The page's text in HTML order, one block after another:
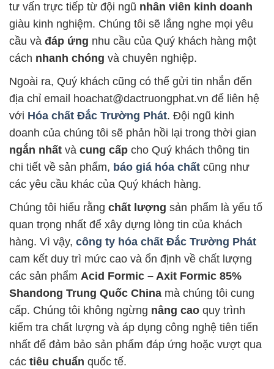
tư vấn trực tiếp từ đội ngũ nhân viên kinh doanh
giàu kinh nghiệm. Chúng tôi sẽ lắng nghe mọi yêu
cầu và đáp ứng nhu cầu của Quý khách hàng một
cách nhanh chóng và chuyên nghiệp.
Ngoài ra, Quý khách cũng có thể gửi tin nhắn đến
địa chỉ email hoachat@dactruongphat.vn để liên hệ
với Hóa chất Đắc Trường Phát. Đội ngũ kinh
doanh của chúng tôi sẽ phản hồi lại trong thời gian
ngắn nhất và cung cấp cho Quý khách thông tin
chi tiết về sản phẩm, báo giá hóa chất cũng như
các yêu cầu khác của Quý khách hàng.
Chúng tôi hiểu rằng chất lượng sản phẩm là yếu tố
quan trọng nhất để xây dựng lòng tin của khách
hàng. Vì vậy, công ty hóa chất Đắc Trường Phát
cam kết duy trì mức cao và ổn định về chất lượng
các sản phẩm Acid Formic – Axit Formic 85%
Shandong Trung Quốc China mà chúng tôi cung
cấp. Chúng tôi không ngừng nâng cao quy trình
kiểm tra chất lượng và áp dụng công nghệ tiên tiến
nhất để đảm bảo sản phẩm đáp ứng hoặc vượt qua
các tiêu chuẩn quốc tế.